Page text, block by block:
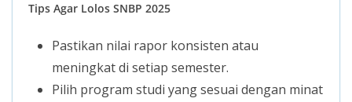
Tips Agar Lolos SNBP 2025
Pastikan nilai rapor konsisten atau
meningkat di setiap semester.
Pilih program studi yang sesuai dengan minat